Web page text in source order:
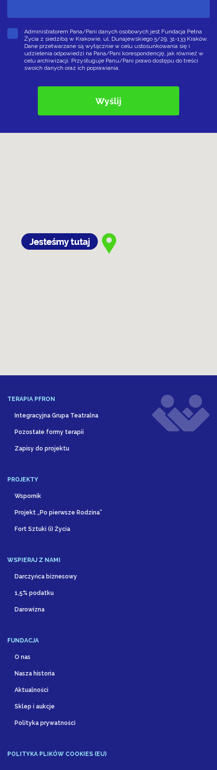
Administratorem Pana/Pani danych osobowych jest Fundacja Pełna
Życia z siedzibą w Krakowie, ul. Dunajewskiego 5/29, 31-133 Kraków.
Dane przetwarzane są wyłącznie w celu ustosunkowania się i
udzielenia odpowiedzi na Pana/Pani korespondencję, jak również w
celu archiwizacji. Przysługuje Panu/Pani prawo dostępu do treści
swoich danych oraz ich poprawiania.
TERAPIA PFRON
Integracyjna Grupa Teatralna
Pozostałe formy terapii
Zapisy do projektu
PROJEKTY
Wspornik
Projekt „Po pierwsze Rodzina”
Fort Sztuki (i) Życia
WSPIERAJ Z NAMI
Darczyńca biznesowy
1,5% podatku
Darowizna
FUNDACJA
O nas
Nasza historia
Aktualności
Sklep i aukcje
Polityka prywatności
POLITYKA PLIKÓW COOKIES (EU)